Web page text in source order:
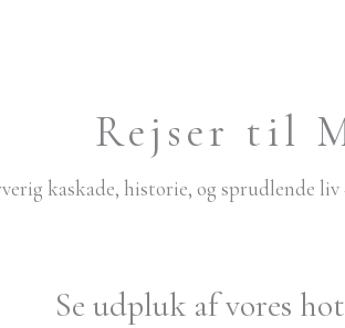
Rejser til
kaskade, historie, og sprudlende
Se udpluk af vores